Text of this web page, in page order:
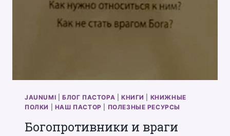
JAUNUMI БЛОГ ПАСТОРА КНИГИ
КНИЖНЫЕ
ПОЛКИ
НАШ ПАСТОР ПОЛЕЗНЫЕ РЕСУРСЫ
Богопротивники и враги